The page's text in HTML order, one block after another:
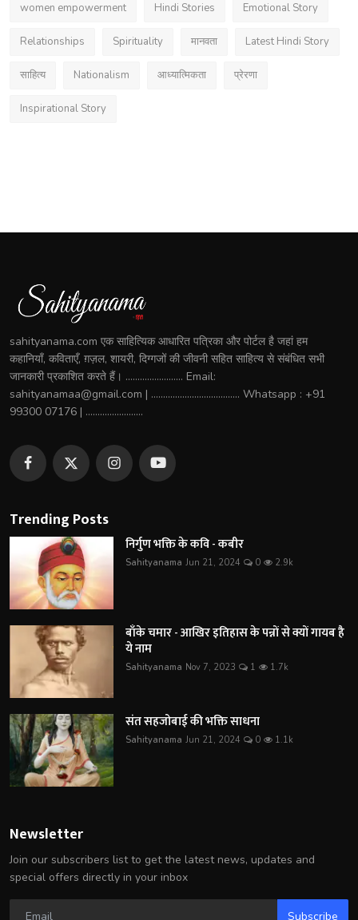
women empowerment Hindi Stories Emotional Story
Relationships Spirituality मानवता Latest Hindi Story
साहित्य Nationalism आध्यात्मिकता प्रेरणा
Inspirational Story
sahityanama.com एक साहित्यिक आधारित पत्रिका और पोर्टल है जहां हम
कहानियाँ, कविताएँ, ग़ज़ल, शायरी, दिग्गजों की जीवनी सहित साहित्य से संबंधित सभी
जानकारी प्रकाशित करते हैं। ........................ Email:
sahityanamaa@gmail.com | ..................................... Whatsapp : +91
99300 07176 | ........................
Trending Posts
निर्गुण भक्ति के कवि - कबीर
Sahityanama Jun 21, 2024 0 2.9k
बाँके चमार - आखिर इतिहास के पन्नों से क्यों गायब है
ये नाम
Sahityanama Nov 7, 2023 1 1.7k
संत सहजोबाई की भक्ति साधना
Sahityanama Jun 21, 2024 0 1.1k
Newsletter
Join our subscribers list to get the latest news, updates and
special offers directly in your inbox
Subscribe